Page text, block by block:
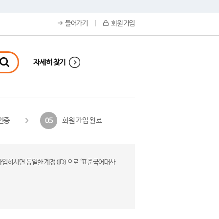
들어가기 회원 가입
자세히 찾기
증 05 회원 가입 완료
하시면 동일한 계정(ID)으로 ‘표준국어대사